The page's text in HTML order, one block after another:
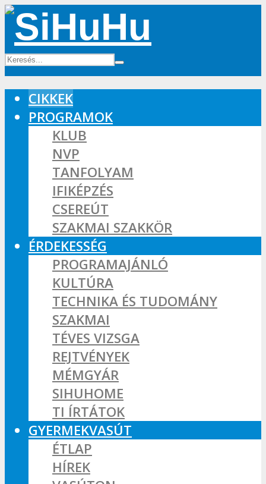
CIKKEK
PROGRAMOK
KLUB
NVP
TANFOLYAM
IFIKÉPZÉS
CSEREÚT
SZAKMAI SZAKKÖR
ÉRDEKESSÉG
PROGRAMAJÁNLÓ
KULTÚRA
TECHNIKA ÉS TUDOMÁNY
SZAKMAI
TÉVES VIZSGA
REJTVÉNYEK
MÉMGYÁR
SIHUHOME
TI ÍRTÁTOK
GYERMEKVASÚT
ÉTLAP
HÍREK